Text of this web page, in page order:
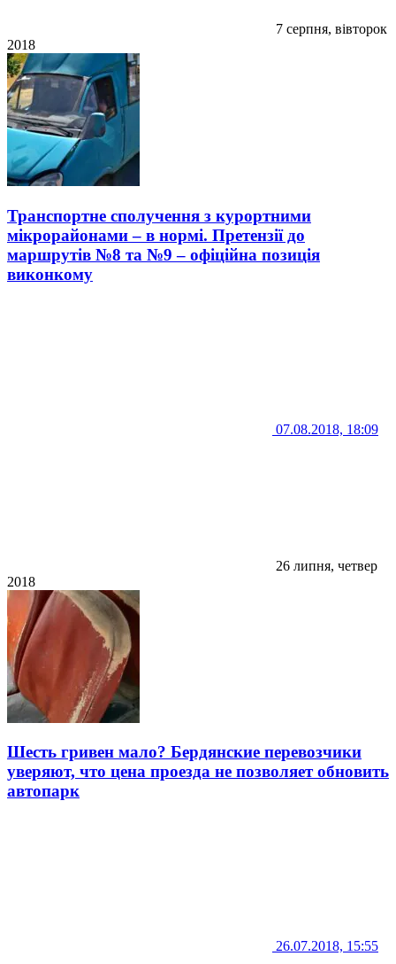
7 серпня, вівторок
2018
Транспортне сполучення з курортними
мікрорайонами – в нормі. Претензії до
маршрутів №8 та №9 – офіційна позиція
виконкому
07.08.2018, 18:09
26 липня, четвер
2018
Шесть гривен мало? Бердянские перевозчики
уверяют, что цена проезда не позволяет обновить
автопарк
26.07.2018, 15:55